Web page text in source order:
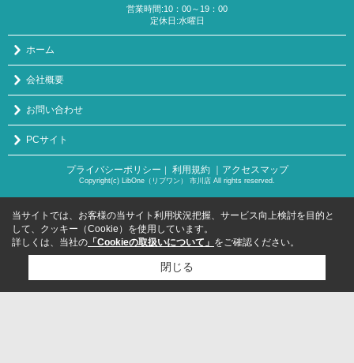
営業時間:10：00～19：00
定休日:水曜日
ホーム
会社概要
お問い合わせ
PCサイト
プライバシーポリシー ｜ 利用規約 ｜アクセスマップ
Copyright(c) LibOne（リブワン） 市川店 All rights reserved.
当サイトでは、お客様の当サイト利用状況把握、サービス向上検討を目的と
して、クッキー（Cookie）を使用しています。
詳しくは、当社の 「Cookieの取扱いについて」 をご確認ください。
閉じる